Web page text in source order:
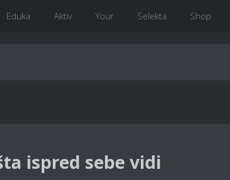
Eduka Aktiv Your Selekta Shop
ispred sebe vidi